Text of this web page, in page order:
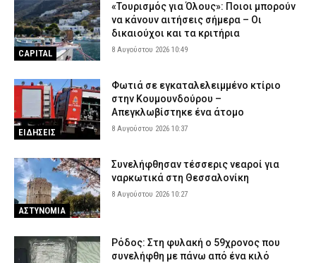
CAPITAL
«Τουρισμός για Όλους»: Ποιοι μπορούν
να κάνουν αιτήσεις σήμερα – Οι
δικαιούχοι και τα κριτήρια
8 Αυγούστου 2026 10:49
ΕΙΔΗΣΕΙΣ
Φωτιά σε εγκαταλελειμμένο κτίριο
στην Κουμουνδούρου –
Απεγκλωβίστηκε ένα άτομο
8 Αυγούστου 2026 10:37
ΑΣΤΥΝΟΜΙΑ
Συνελήφθησαν τέσσερις νεαροί για
ναρκωτικά στη Θεσσαλονίκη
8 Αυγούστου 2026 10:27
Ρόδος: Στη φυλακή ο 59χρονος που
συνελήφθη με πάνω από ένα κιλό